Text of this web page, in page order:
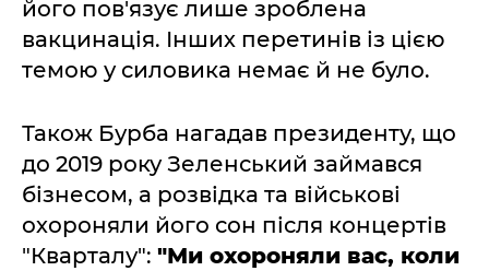
його пов'язує лише зроблена
вакцинація. Інших перетинів із цією
темою у силовика немає й не було.
Також Бурба нагадав президенту, що
до 2019 року Зеленський займався
бізнесом, а розвідка та військові
охороняли його сон після концертів
"Кварталу": "Ми охороняли вас, коли